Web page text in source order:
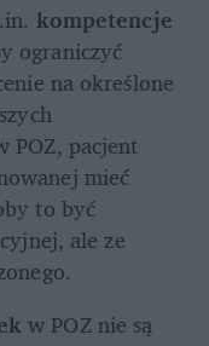
kompetencje
ograniczyć
na określone
POZ, pacjent
mieć
to być
ale ze
w POZ nie są